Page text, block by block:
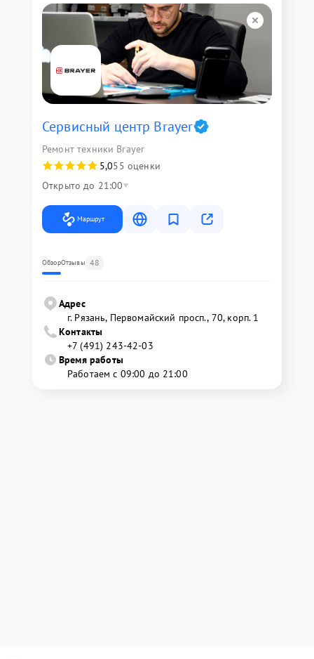
Сервисный центр Brayer
Ремонт техники Brayer
5,055 оценки
Открыто до 21:00
Маршрут
ОбзорОтзывы 48
Адрес
г. Рязань, Первомайский просп., 70, корп. 1
Контакты
+7 (491) 243-42-03
Время работы
Работаем с 09:00 до 21:00